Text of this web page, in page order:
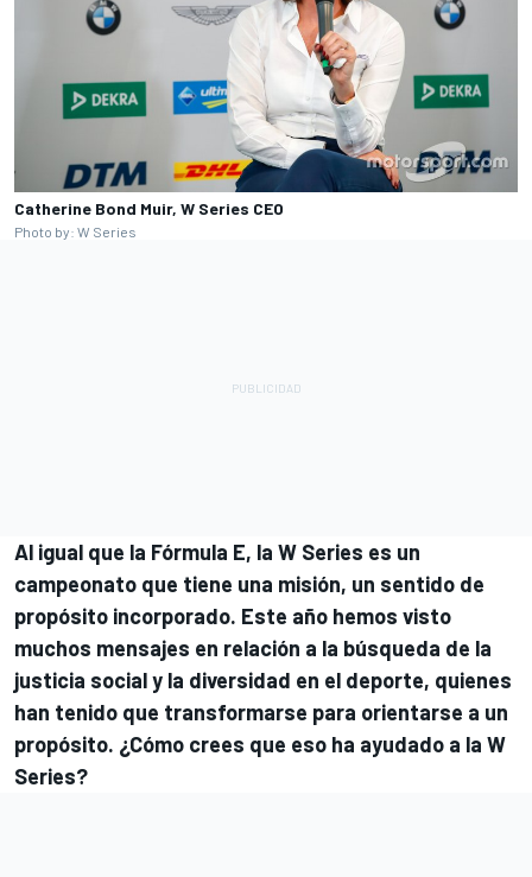
Catherine Bond Muir, W Series CEO
Photo by: W Series
Al igual que la Fórmula E, la W Series es un
campeonato que tiene una misión, un sentido de
propósito incorporado. Este año hemos visto
muchos mensajes en relación a la búsqueda de la
justicia social y la diversidad en el deporte, quienes
han tenido que transformarse para orientarse a un
propósito. ¿Cómo crees que eso ha ayudado a la W
Series?